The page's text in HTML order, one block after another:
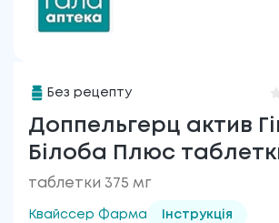
Без рецепту
Доппельгерц актив
Білоба Плюс
таблетки 375 мг
Квайссер Фарма Інструкція